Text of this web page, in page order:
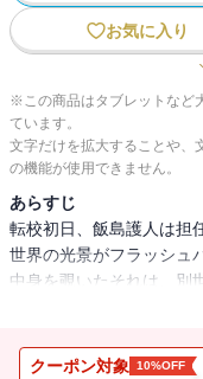
お気に入り
※この商品はタブレットなど
ています。
文字だけを拡大することや、
の機能が使用できません。
あらすじ
転校初日、飯島護人は担
世界の光景がフラッシュ
中身を覗いたそれは、別
てしまい、魔女のマコ先
クーポン対象 10%OFF